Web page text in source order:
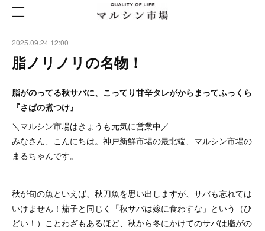
2025.09.24 12:00
脂ノリノリの名物！
脂がのってる秋サバに、こってり甘辛タレがからまってふっくら
『さばの煮つけ』
＼マルシン市場はきょうも元気に営業中／
みなさん、こんにちは。神戸新鮮市場の最北端、マルシン市場の
まるちゃんです。
秋が旬の魚といえば、秋刀魚を思い出しますが、サバも忘れては
いけません！茄子と同じく「秋サバは嫁に食わすな」という（ひ
どい！）ことわざもあるほど、秋から冬にかけてのサバは脂がの